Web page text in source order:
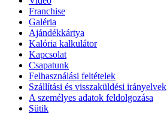
Franchise
Galéria
Ajándékkártya
Kalória kalkulátor
Kapcsolat
Csapatunk
Felhasználási feltételek
Szállítási és visszaküldési irányelvek
A személyes adatok feldolgozása
Sütik